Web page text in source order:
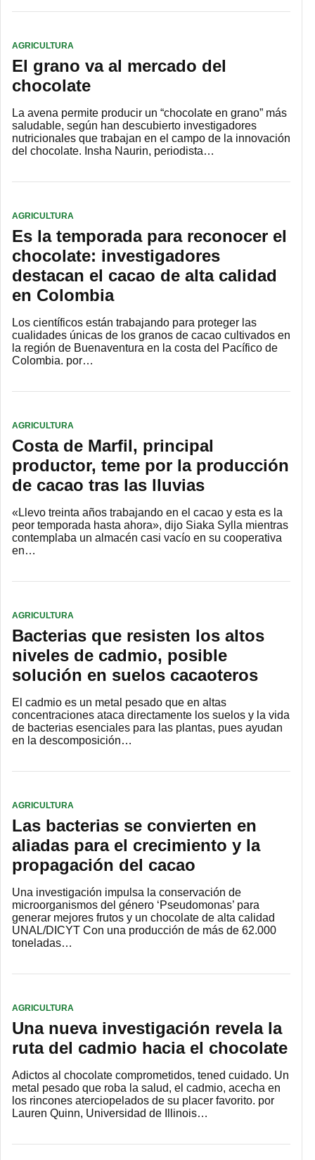
AGRICULTURA
El grano va al mercado del
chocolate
La avena permite producir un “chocolate en grano” más
saludable, según han descubierto investigadores
nutricionales que trabajan en el campo de la innovación
del chocolate. Insha Naurin, periodista…
AGRICULTURA
Es la temporada para reconocer el
chocolate: investigadores
destacan el cacao de alta calidad
en Colombia
Los científicos están trabajando para proteger las
cualidades únicas de los granos de cacao cultivados en
la región de Buenaventura en la costa del Pacífico de
Colombia. por…
AGRICULTURA
Costa de Marfil, principal
productor, teme por la producción
de cacao tras las lluvias
«Llevo treinta años trabajando en el cacao y esta es la
peor temporada hasta ahora», dijo Siaka Sylla mientras
contemplaba un almacén casi vacío en su cooperativa
en…
AGRICULTURA
Bacterias que resisten los altos
niveles de cadmio, posible
solución en suelos cacaoteros
El cadmio es un metal pesado que en altas
concentraciones ataca directamente los suelos y la vida
de bacterias esenciales para las plantas, pues ayudan
en la descomposición…
AGRICULTURA
Las bacterias se convierten en
aliadas para el crecimiento y la
propagación del cacao
Una investigación impulsa la conservación de
microorganismos del género ‘Pseudomonas’ para
generar mejores frutos y un chocolate de alta calidad
UNAL/DICYT Con una producción de más de 62.000
toneladas…
AGRICULTURA
Una nueva investigación revela la
ruta del cadmio hacia el chocolate
Adictos al chocolate comprometidos, tened cuidado. Un
metal pesado que roba la salud, el cadmio, acecha en
los rincones aterciopelados de su placer favorito. por
Lauren Quinn, Universidad de Illinois…